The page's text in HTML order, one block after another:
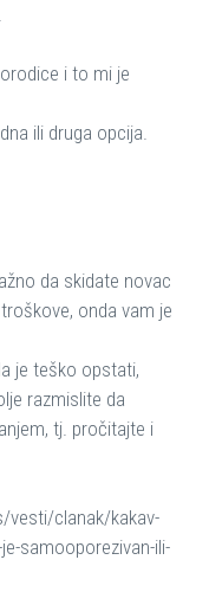
i to mi je
ili druga opcija.
da skidate novac
onda vam je
je teško opstati,
razmislite da
tj. pročitajte i
vesti/clanak/kakav-
samooporezivan-ili-